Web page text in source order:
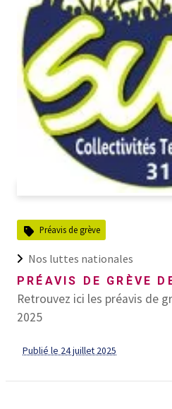
Préavis de grève
Nos luttes nationales
PRÉAVIS DE GRÈVE
Retrouvez ici les préavis de
2025
Publié le 24 juillet 2025